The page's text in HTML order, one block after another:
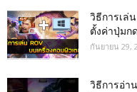
วิธีการเล่
ตั้งค่าปุ่มก
กันยายน 29,
วิธีการอ่า